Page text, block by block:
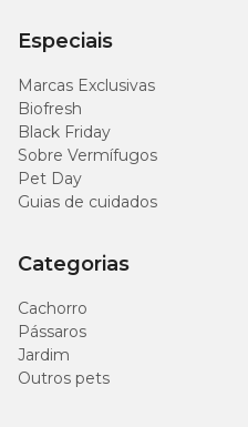
Especiais
Marcas Exclusivas
Biofresh
Black Friday
Sobre Vermífugos
Pet Day
Guias de cuidados
Categorias
Cachorro
Pássaros
Jardim
Outros pets